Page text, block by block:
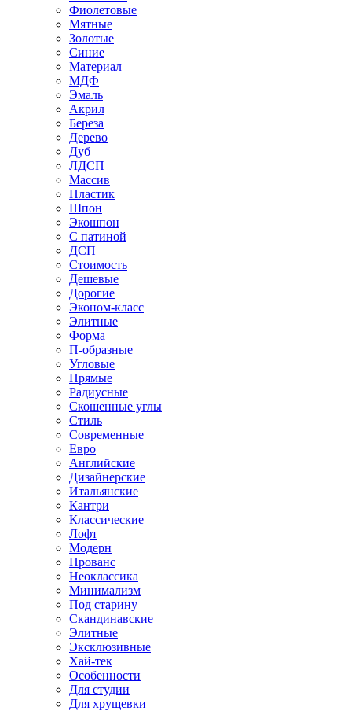
Фиолетовые
Мятные
Золотые
Синие
Материал
МДФ
Эмаль
Акрил
Береза
Дерево
Дуб
ЛДСП
Массив
Пластик
Шпон
Экошпон
С патиной
ДСП
Стоимость
Дешевые
Дорогие
Эконом-класс
Элитные
Форма
П-образные
Угловые
Прямые
Радиусные
Скошенные углы
Стиль
Современные
Евро
Английские
Дизайнерские
Итальянские
Кантри
Классические
Лофт
Модерн
Прованс
Неоклассика
Минимализм
Под старину
Скандинавские
Элитные
Эксклюзивные
Хай-тек
Особенности
Для студии
Для хрущевки